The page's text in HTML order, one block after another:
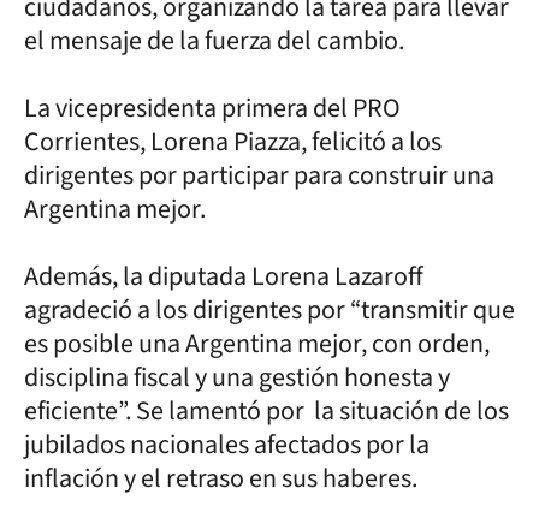
el mensaje de la fuerza del cambio.
La vicepresidenta primera del PRO
Corrientes, Lorena Piazza, felicitó a los
dirigentes por participar para construir una
Argentina mejor.
Además, la diputada Lorena Lazaroff
agradeció a los dirigentes por “transmitir que
es posible una Argentina mejor, con orden,
disciplina fiscal y una gestión honesta y
eficiente”. Se lamentó por la situación de los
jubilados nacionales afectados por la
inflación y el retraso en sus haberes.